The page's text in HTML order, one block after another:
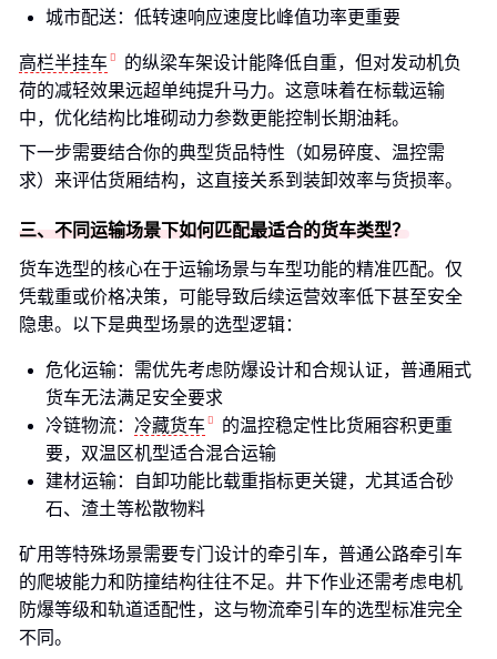
城市配送：低转速响应速度比峰值功率更重要
高栏半挂车
的纵梁车架设计能降低自重，但对发动机负
荷的减轻效果远超单纯提升马力。这意味着在标载运输
中，优化结构比堆砌动力参数更能控制长期油耗。
下一步需要结合你的典型货品特性（如易碎度、温控需
求）来评估货厢结构，这直接关系到装卸效率与货损率。
三、不同运输场景下如何匹配最适合的货车类型？
货车选型的核心在于运输场景与车型功能的精准匹配。仅
凭载重或价格决策，可能导致后续运营效率低下甚至安全
隐患。以下是典型场景的选型逻辑：
危化运输：需优先考虑防爆设计和合规认证，普通厢式
货车无法满足安全要求
冷链物流： 冷藏货车
的温控稳定性比货厢容积更重
要，双温区机型适合混合运输
建材运输：自卸功能比载重指标更关键，尤其适合砂
石、渣土等松散物料
矿用等特殊场景需要专门设计的牵引车，普通公路牵引车
的爬坡能力和防撞结构往往不足。井下作业还需考虑电机
防爆等级和轨道适配性，这与物流牵引车的选型标准完全
不同。